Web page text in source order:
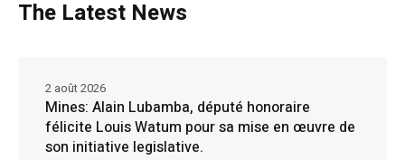
The Latest News
Mines: Alain Lubamba, député honoraire
félicite Louis Watum pour sa mise en œuvre de
son initiative legislative.
2 août 2026